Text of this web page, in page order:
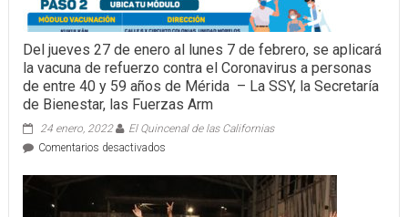
comercial,
turística
cultural
Del jueves 27 de enero al lunes 7 de febrero, se aplicará
la vacuna de refuerzo contra el Coronavirus a personas
de entre 40 y 59 años de Mérida – La SSY, la Secretaría
de Bienestar, las Fuerzas Arm
24 enero, 2022
El Quincenal de las Californias
Comentarios desactivadosen
27
de